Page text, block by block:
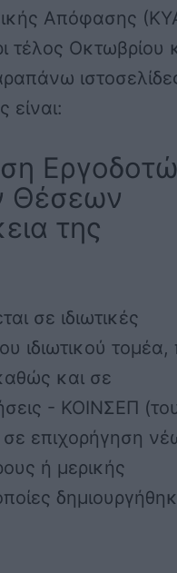
Απόφασης
τέλος Οκτωβρίου
είναι:
Θέσεων
της
σε ιδιωτικές
ιδιωτικού τομέα,
και σε
- ΚΟΙΝΣΕΠ
επιχορήγηση
ή μερικής